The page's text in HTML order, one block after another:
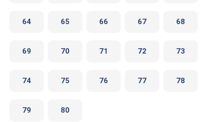
64 65 66 67 68
69 70 71 72 73
74 75 76 77 78
79 80